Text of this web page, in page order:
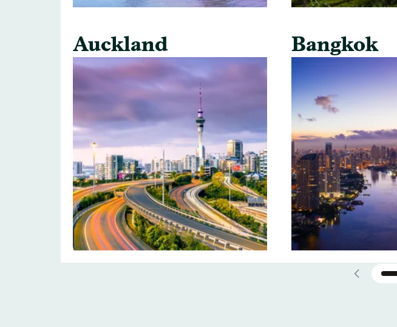
Auckland Bangkok